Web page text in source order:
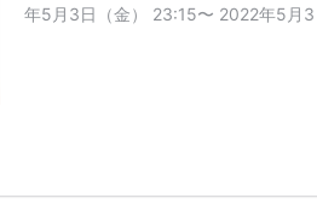
年5月3日（金） 23:15〜 2022年5月